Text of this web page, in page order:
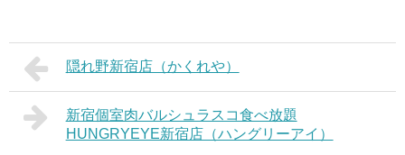
隠れ野新宿店（かくれや）
新宿個室肉バルシュラスコ食べ放題
HUNGRYEYE新宿店（ハングリーアイ）